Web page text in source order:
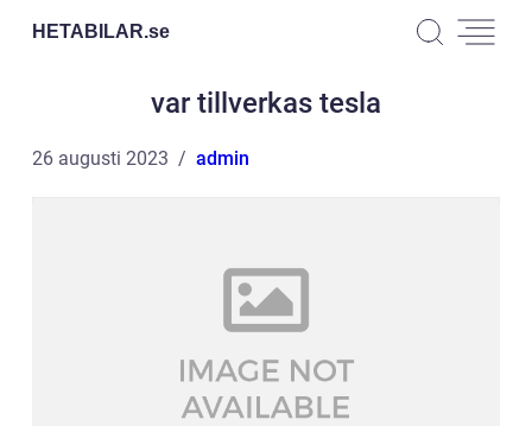
HETABILAR.se
var tillverkas tesla
26 augusti 2023 admin